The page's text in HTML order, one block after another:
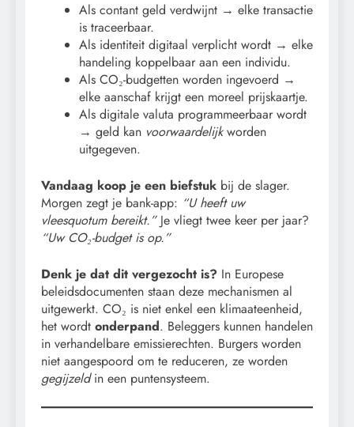
Als contant geld verdwijnt → elke transactie
is traceerbaar.
Als identiteit digitaal verplicht wordt → elke
handeling koppelbaar aan een individu.
Als CO₂-budgetten worden ingevoerd →
elke aanschaf krijgt een moreel prijskaartje.
Als digitale valuta programmeerbaar wordt
→ geld kan voorwaardelijkworden
uitgegeven.
Vandaag koop je een biefstuk bij de slager.
Morgen zegt je bank-app: “U heeft uw
vleesquotum bereikt.”Je vliegt twee keer per jaar?
“Uw CO₂-budget is op.”
Denk je dat dit vergezocht is? In Europese
beleidsdocumenten staan deze mechanismen al
uitgewerkt. CO₂ is niet enkel een klimaateenheid,
het wordt onderpand. Beleggers kunnen handelen
in verhandelbare emissierechten. Burgers worden
niet aangespoord om te reduceren, ze worden
gegijzeldin een puntensysteem.